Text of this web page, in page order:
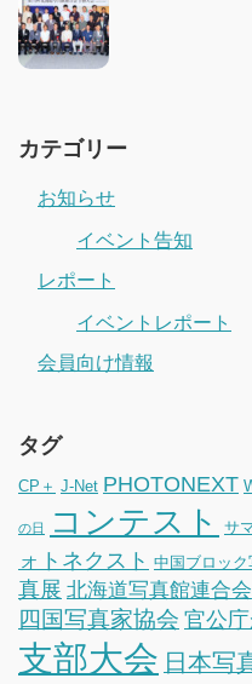
カテゴリー
お知らせ
イベント告知
レポート
イベントレポート
会員向け情報
タグ
CP＋ J-Net PHOTONEXT
の日 コンテスト サ
ォトネクスト 中国ブロッ
真展 北海道写真館連合会
四国写真家協会 官公
支部大会 日本写